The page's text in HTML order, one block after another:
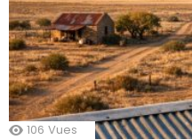
106 Vues